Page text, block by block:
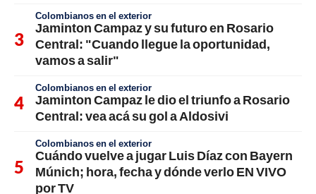
Colombianos en el exterior
Jaminton Campaz y su futuro en Rosario
Central: "Cuando llegue la oportunidad,
vamos a salir"
Colombianos en el exterior
Jaminton Campaz le dio el triunfo a Rosario
Central: vea acá su gol a Aldosivi
Colombianos en el exterior
Cuándo vuelve a jugar Luis Díaz con Bayern
Múnich; hora, fecha y dónde verlo EN VIVO
por TV